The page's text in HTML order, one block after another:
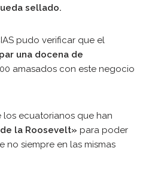
sellado.
pudo verificar que el
una docena de
amasados con este negocio
los ecuatorianos que han
la Roosevelt» para poder
no siempre en las mismas